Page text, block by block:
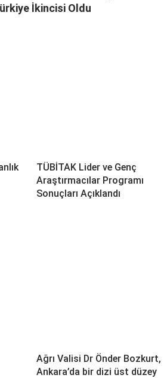
İkincisi Oldu
TÜBİTAK Lider ve Genç
Araştırmacılar Programı
Sonuçları Açıklandı
Ağrı Valisi Dr Önder Bozkurt,
Ankara’da bir dizi üst düzey